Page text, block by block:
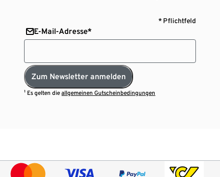
* Pflichtfeld
E-Mail-Adresse*
Zum Newsletter anmelden
¹ Es gelten dieallgemeinen Gutscheinbedingungen